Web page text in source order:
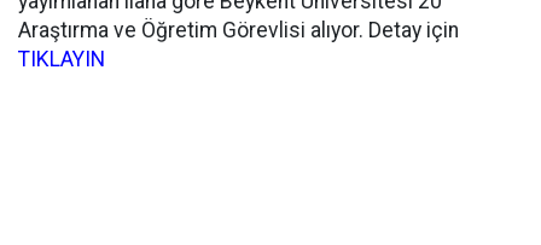
Araştırma ve Öğretim Görevlisi alıyor. Detay için
TIKLAYIN